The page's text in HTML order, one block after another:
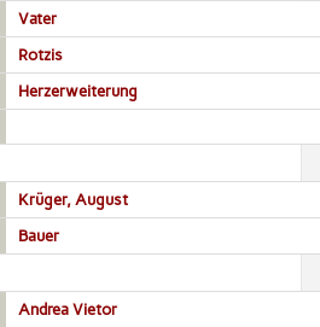
Vater
Rotzis
Herzerweiterung
Krüger, August
Bauer
Andrea Vietor